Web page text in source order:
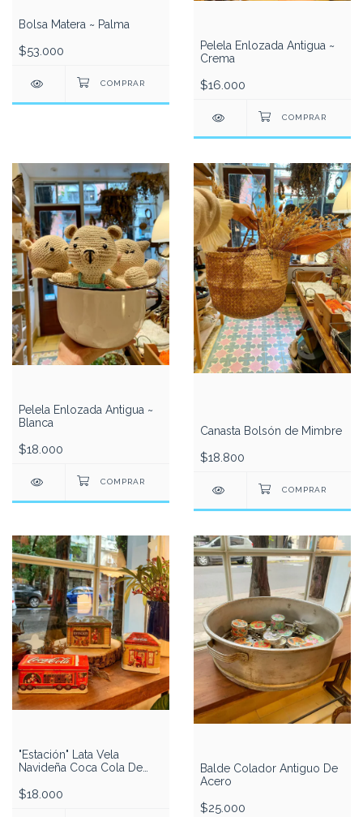
Bolsa Matera ~ Palma
$53.000
Pelela Enlozada Antigua ~
Crema
$16.000
Pelela Enlozada Antigua ~
Blanca
$18.000
Canasta Bolsón de Mimbre
$18.800
"Estación" Lata Vela
Navideña Coca Cola De
$18.000
Balde Colador Antiguo De
Acero
$25.000